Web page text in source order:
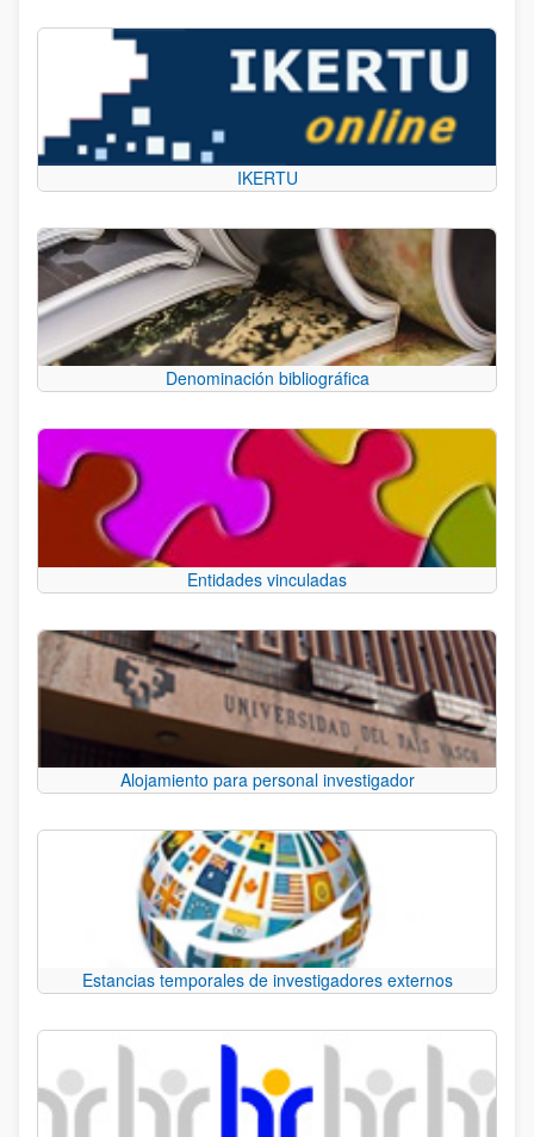
IKERTU
Denominación bibliográfica
Entidades vinculadas
Alojamiento para personal investigador
Estancias temporales de investigadores externos